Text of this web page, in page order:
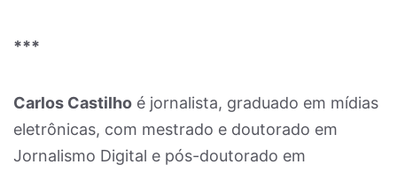
***
Carlos Castilho é jornalista, graduado em mídias
eletrônicas, com mestrado e doutorado em
Jornalismo Digital e pós-doutorado em